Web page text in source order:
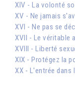
XIV - La volonté
XV - Ne jamais
XVI - Ne pas se
XVII - Le véritable
XVIII - Liberté
XIX - Protégez la
XX - L'entrée dans